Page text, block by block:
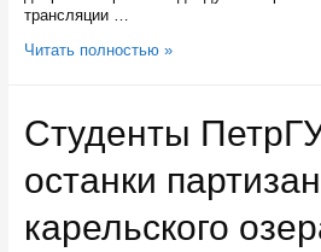
трансляции …
В
в
«Весенней
неделе
добра»
Читать полностью »
Студенты
останки
карельского